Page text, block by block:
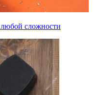
сложности